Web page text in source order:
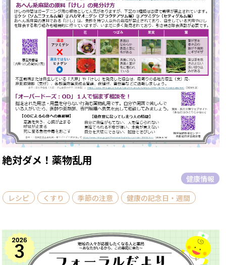
絶対ダメ！薬物乱用
健康情報
レシピ
くすり 季節の注意 健康の記念日・週間